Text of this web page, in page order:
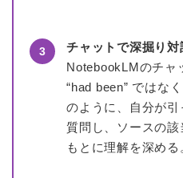
3
チャットで深掘り対
NotebookLMのチャ
“had been” ではな
のように、自分が
質問し、ソースの
もとに理解を深める